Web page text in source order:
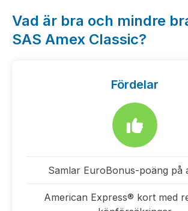
Vad är bra och mindre
SAS Amex Classic?
Fördelar
Samlar EuroBonus-poäng på
American Express® kort med